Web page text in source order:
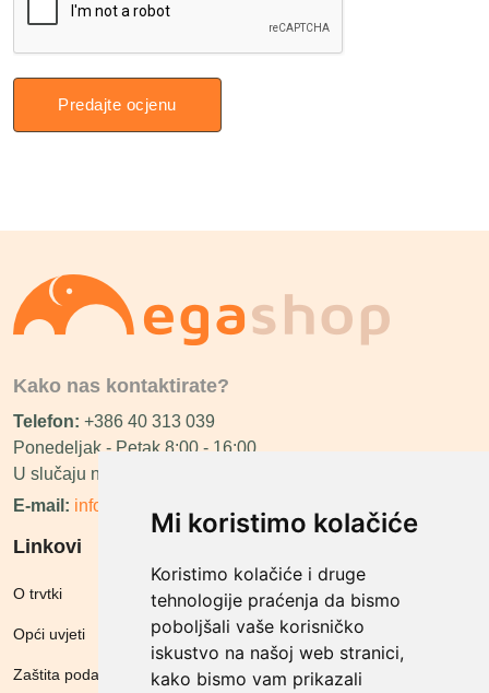
Mi koristimo kolačiće
Koristimo kolačiće i druge
tehnologije praćenja da bismo
poboljšali vaše korisničko
iskustvo na našoj web stranici,
kako bismo vam prikazali
Predajte ocjenu
Kako nas kontaktirate?
Telefon: +386 40 313 039
Ponedeljak - Petak 8:00 - 16:00
U slučaju neraspoloživosti ćemo vas nazvati.
E-mail: info@megashop.hr
Linkovi
O trvtki
Opći uvjeti
Zaštita podataka